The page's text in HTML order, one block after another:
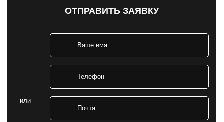
ОТПРАВИТЬ ЗАЯВКУ
или